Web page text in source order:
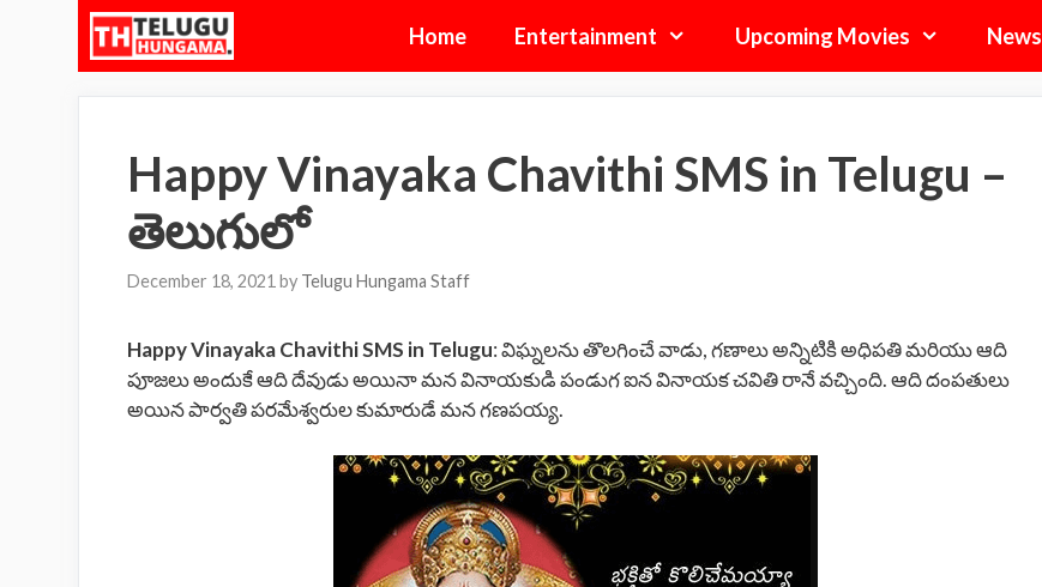
Home Entertainment Upcoming Movies News
Happy Vinayaka Chavithi SMS in Telugu –
తెలుగులో
December 18, 2021 by Telugu Hungama Staff
Happy Vinayaka Chavithi SMS in Telugu: విఘ్నలను తొలగించే వాడు, గణాలు అన్నిటికి అధిపతి మరియు ఆది
పూజలు అందుకే ఆది దేవుడు అయినా మన వినాయకుడి పండుగ ఐన వినాయక చవితి రానే వచ్చింది. ఆది దంపతులు
అయిన పార్వతి పరమేశ్వరుల కుమారుడే మన గణపయ్య.